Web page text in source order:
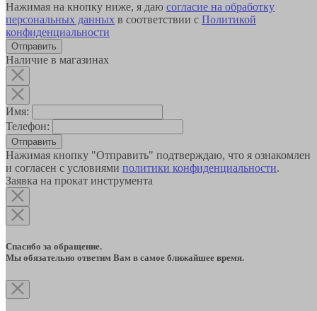
Нажимая на кнопку ниже, я даю согласие на обработку
персональных данных в соответствии с Политикой
конфиденциальности
Наличие в магазинах
Имя:
Телефон:
Отправить
Нажимая кнопку "Отправить" подтверждаю, что я ознакомлен
и согласен с условиями политики конфиденциальности.
Заявка на прокат инструмента
Спасибо за обращение.
Мы обязательно ответим Вам в самое ближайшее время.